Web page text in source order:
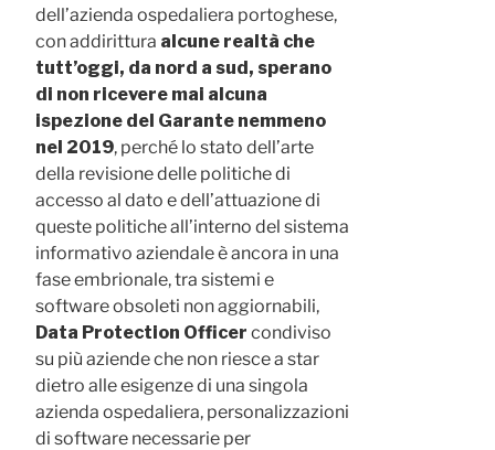
dell’azienda ospedaliera portoghese,
con addirittura alcune realtà che
tutt’oggi, da nord a sud, sperano
di non ricevere mai alcuna
ispezione del Garante nemmeno
nel 2019, perché lo stato dell’arte
della revisione delle politiche di
accesso al dato e dell’attuazione di
queste politiche all’interno del sistema
informativo aziendale è ancora in una
fase embrionale, tra sistemi e
software obsoleti non aggiornabili,
Data Protection Officer condiviso
su più aziende che non riesce a star
dietro alle esigenze di una singola
azienda ospedaliera, personalizzazioni
di software necessarie per